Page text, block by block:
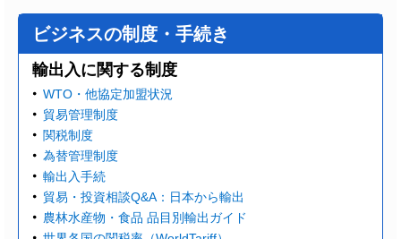
ビジネスの制度・手続き
輸出入に関する制度
WTO・他協定加盟状況
貿易管理制度
関税制度
為替管理制度
輸出入手続
貿易・投資相談Q&A：日本から輸出
農林水産物・食品 品目別輸出ガイド